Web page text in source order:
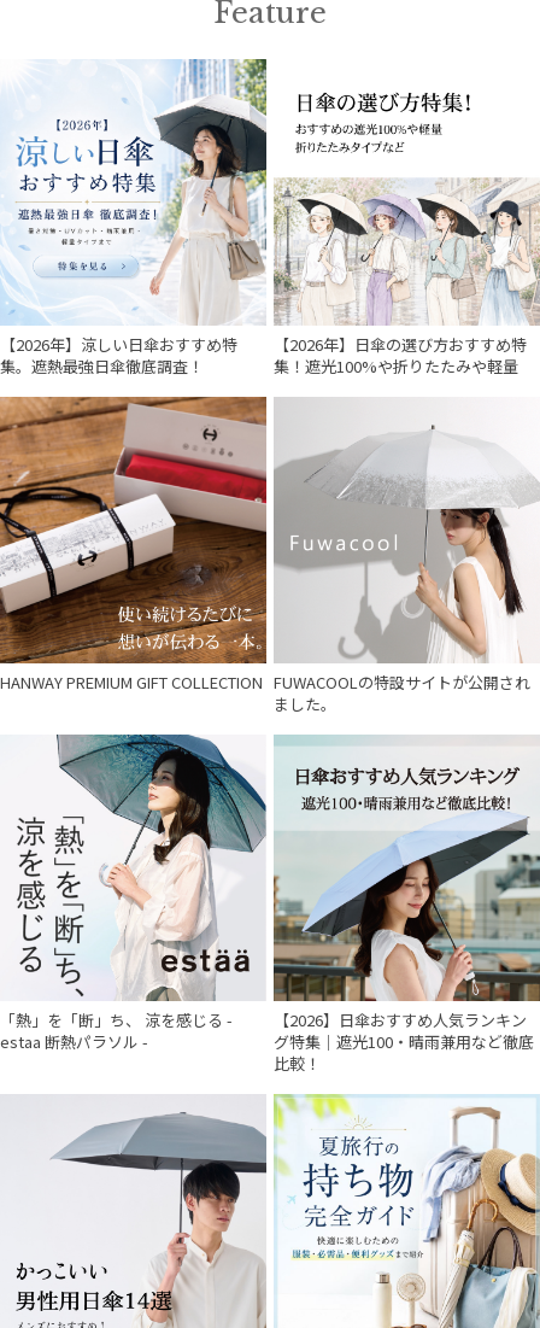
Feature
【2026年】涼しい日傘おすすめ特
集。遮熱最強日傘徹底調査！
【2026年】日傘の選び方おすすめ特
集！遮光100%や折りたたみや軽量
HANWAY PREMIUM GIFT COLLECTION FUWACOOLの特設サイトが公開され
ました。
「熱」を「断」ち、 涼を感じる -
estaa 断熱パラソル -
【2026】日傘おすすめ人気ランキン
グ特集｜遮光100・晴雨兼用など徹底
比較！